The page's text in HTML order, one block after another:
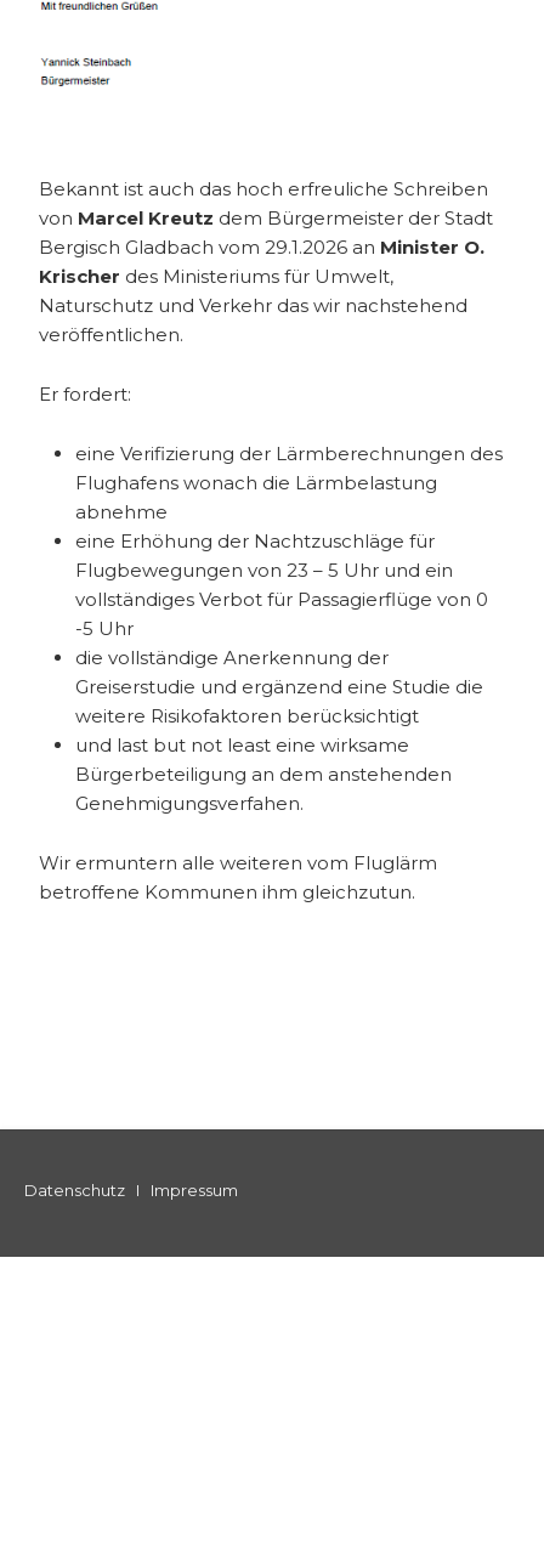
Bekannt ist auch das hoch erfreuliche Schreiben
von Marcel Kreutz dem Bürgermeister der Stadt
Bergisch Gladbach vom 29.1.2026 an Minister O.
Krischer des Ministeriums für Umwelt,
Naturschutz und Verkehr das wir nachstehend
veröffentlichen.
Er fordert:
eine Verifizierung der Lärmberechnungen des
Flughafens wonach die Lärmbelastung
abnehme
eine Erhöhung der Nachtzuschläge für
Flugbewegungen von 23 – 5 Uhr und ein
vollständiges Verbot für Passagierflüge von 0
-5 Uhr
die vollständige Anerkennung der
Greiserstudie und ergänzend eine Studie die
weitere Risikofaktoren berücksichtigt
und last but not least eine wirksame
Bürgerbeteiligung an dem anstehenden
Genehmigungsverfahen.
Wir ermuntern alle weiteren vom Fluglärm
betroffene Kommunen ihm gleichzutun.
Datenschutz I Impressum